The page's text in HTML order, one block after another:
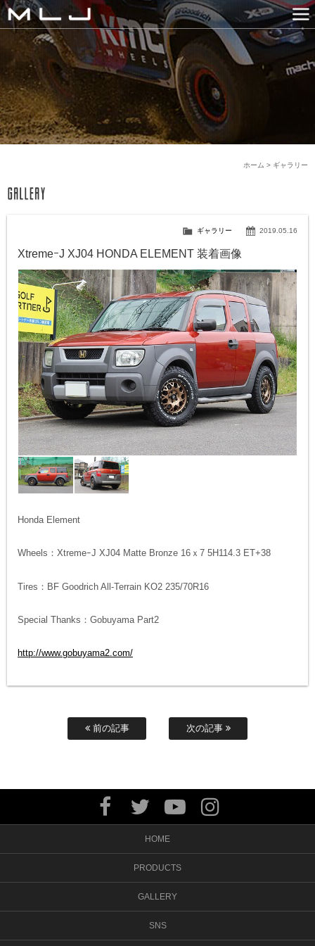
MLJ / Lexani(レクサーニ
PRODUCTS
GALLERY
SNS
COMPANY
HISTORY
CONTACT US
ギャラリー
ホーム >
2019.05.16
ギャラリー
XtremeｰJ XJ04 HONDA ELEMENT 装着画像
Honda Element
Wheels：XtremeｰJ XJ04 Matte Bronze 16ｘ7 5H114.3 ET+38
Tires：BF Goodrich All-Terrain KO2 235/70R16
Special Thanks：Gobuyama Part2
http://www.gobuyama2.com/
前の記事 次の記事
HOME
PRODUCTS
GALLERY
SNS